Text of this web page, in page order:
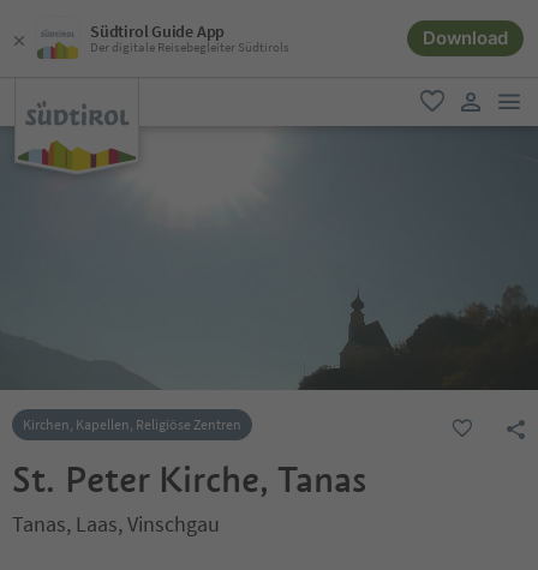
Südtirol Guide App
Der digitale Reisebegleiter Südtirols Download
favorit
user link
Kirchen, Kapellen, Religiöse Zentren
St. Peter Kirche, Tanas
Tanas, Laas, Vinschgau